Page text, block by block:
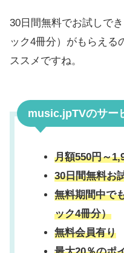
30日間無料でお試しで
ック4冊分）がもらえる
ススメですね。
music.jpTVのサー
月額550円～
30日間無料お
無料期間中で
ック4冊分）
無料会員有り